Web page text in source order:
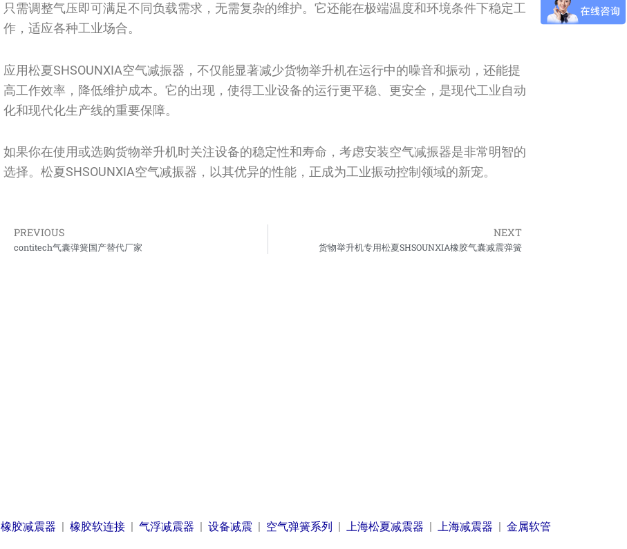
只需调整气压即可满足不同负载需求，无需复杂的维护。它还能在极端温度和环境条件下稳定工
作，适应各种工业场合。
应用松夏SHSOUNXIA空气减振器，不仅能显著减少货物举升机在运行中的噪音和振动，还能提
高工作效率，降低维护成本。它的出现，使得工业设备的运行更平稳、更安全，是现代工业自动
化和现代化生产线的重要保障。
如果你在使用或选购货物举升机时关注设备的稳定性和寿命，考虑安装空气减振器是非常明智的
选择。松夏SHSOUNXIA空气减振器，以其优异的性能，正成为工业振动控制领域的新宠。
Prev
PREVIOUS
contitech气囊弹簧国产替代厂家
NEXT
货物举升机专用松夏SHSOUNXIA橡胶气囊减震弹簧
橡胶减震器 | 橡胶软连接 | 气浮减震器 | 设备减震 | 空气弹簧系列 | 上海松夏减震器 | 上海减震器 | 金属软管